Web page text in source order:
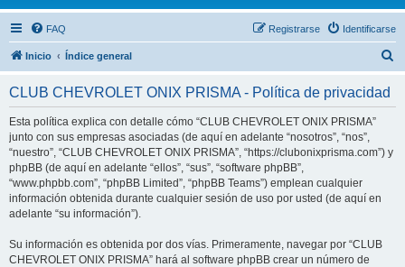
FAQ Identificarse
Registrarse
Inicio Índice general
CLUB CHEVROLET ONIX PRISMA - Política de privacidad
Esta política explica con detalle cómo “CLUB CHEVROLET ONIX PRISMA”
junto con sus empresas asociadas (de aquí en adelante “nosotros”, “nos”,
“nuestro”, “CLUB CHEVROLET ONIX PRISMA”, “https://clubonixprisma.com”) y
phpBB (de aquí en adelante “ellos”, “sus”, “software phpBB”,
“www.phpbb.com”, “phpBB Limited”, “phpBB Teams”) emplean cualquier
información obtenida durante cualquier sesión de uso por usted (de aquí en
adelante “su información”).
Su información es obtenida por dos vías. Primeramente, navegar por “CLUB
CHEVROLET ONIX PRISMA” hará al software phpBB crear un número de